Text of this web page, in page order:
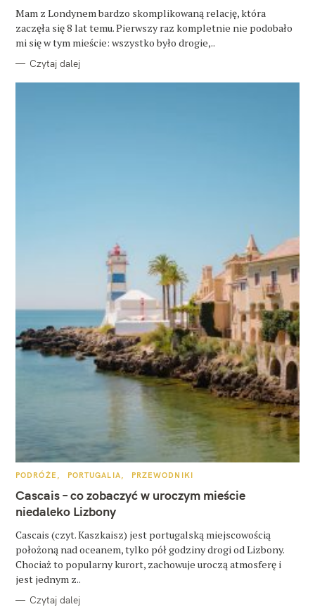
O
R
I
Mam z Londynem bardzo skomplikowaną relację, która
zaczęła się 8 lat temu. Pierwszy raz kompletnie nie podobało
mi się w tym mieście: wszystko było drogie,..
Czytaj dalej
K
T
E
G
O
I
PODRÓŻE PORTUGALIA PRZEWODNIKI
Cascais – co zobaczyć w uroczym mieście
niedaleko Lizbony
Cascais (czyt. Kaszkaisz) jest portugalską miejscowością
położoną nad oceanem, tylko pół godziny drogi od Lizbony.
Chociaż to popularny kurort, zachowuje uroczą atmosferę i
jest jednym z..
Czytaj dalej
y
s
z
u
k
a
j